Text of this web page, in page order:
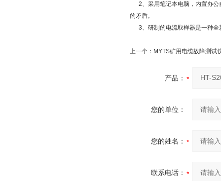
2、采用笔记本电脑，内置办公
的矛盾。
3、研制的电流取样器是一种
上一个： MYTS矿用电缆故障测试
产品：
您的单位：
您的姓名：
联系电话：